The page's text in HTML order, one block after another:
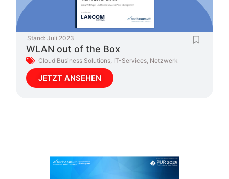
Stand: Juli 2023
WLAN out of the Box
Cloud Business Solutions, IT-Services, Netzwerk
JETZT ANSEHEN